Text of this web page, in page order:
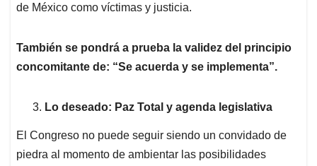
de México como víctimas y justicia.
También se pondrá a prueba la validez del principio
concomitante de: “Se acuerda y se implementa”.
Lo deseado: Paz Total y agenda legislativa
El Congreso no puede seguir siendo un convidado de
piedra al momento de ambientar las posibilidades